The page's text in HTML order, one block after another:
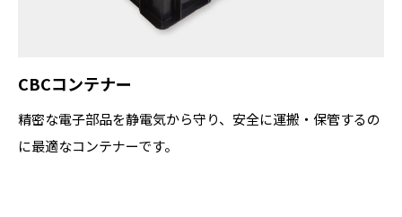
CBCコンテナー
精密な電子部品を静電気から守り、安全に運搬・保管するの
に最適なコンテナーです。